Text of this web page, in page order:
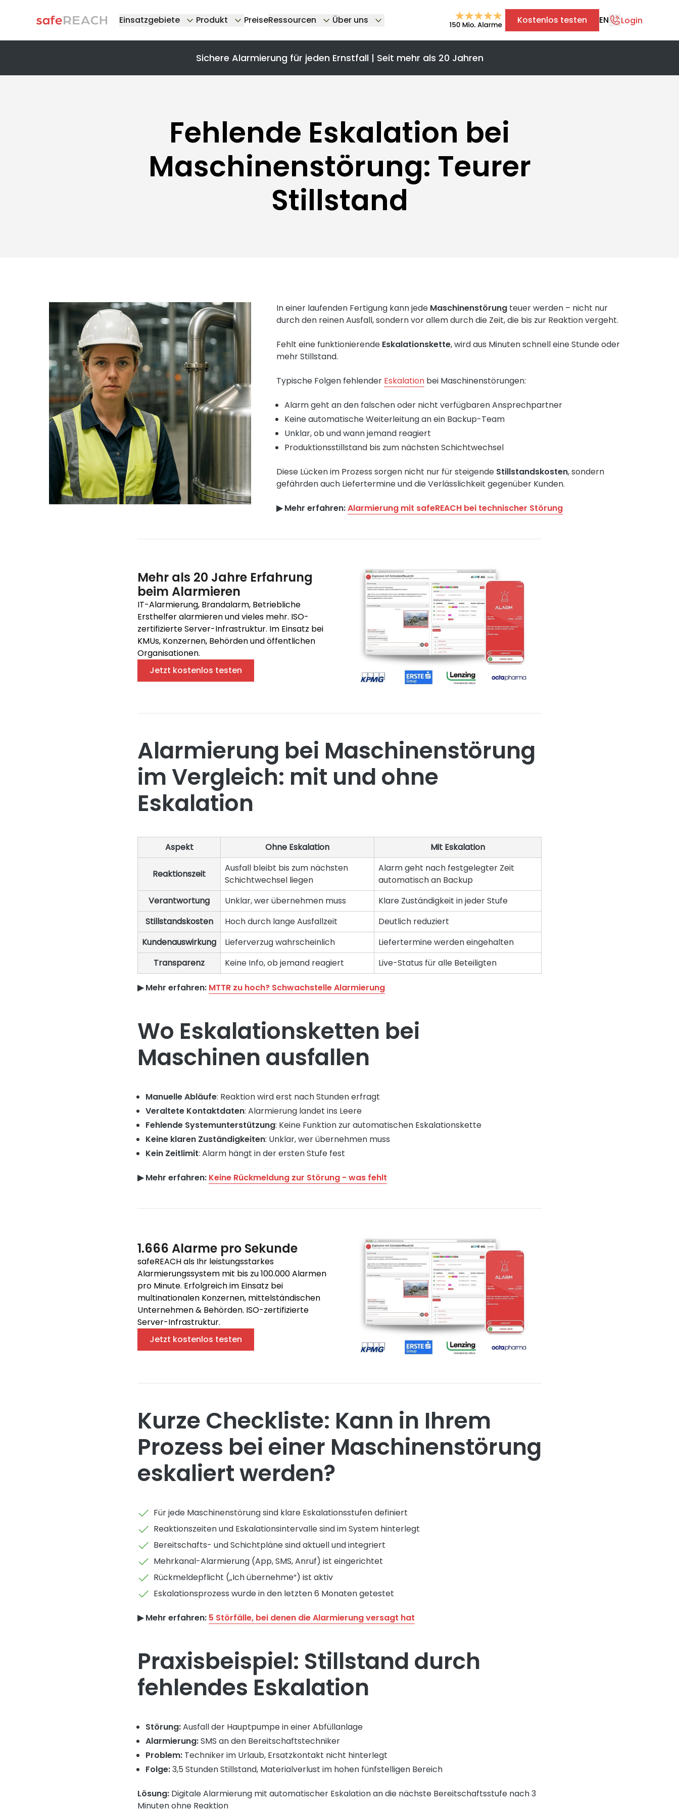
Einsatzgebiete Produkt PreiseRessourcen Über uns Kostenlos testen EN
09:00 - 12:30 Uhr & 13:30 - 17:00 Uhr
Freitag:
Login
Sichere Alarmierung für jeden Ernstfall | Seit mehr als 20 Jahren
Fehlende Eskalation bei
Maschinenstörung: Teurer
Stillstand
In einer laufenden Fertigung kann jede Maschinenstörung teuer werden – nicht nur
durch den reinen Ausfall, sondern vor allem durch die Zeit, die bis zur Reaktion vergeht.
Fehlt eine funktionierende Eskalationskette, wird aus Minuten schnell eine Stunde oder
mehr Stillstand.
Typische Folgen fehlender Eskalation bei Maschinenstörungen:
Alarm geht an den falschen oder nicht verfügbaren Ansprechpartner
Keine automatische Weiterleitung an ein Backup-Team
Unklar, ob und wann jemand reagiert
Produktionsstillstand bis zum nächsten Schichtwechsel
Diese Lücken im Prozess sorgen nicht nur für steigende Stillstandskosten, sondern
gefährden auch Liefertermine und die Verlässlichkeit gegenüber Kunden.
▶︎ Mehr erfahren:Alarmierung mit safeREACH bei technischer Störung
Mehr als 20 Jahre Erfahrung
beim Alarmieren
IT-Alarmierung, Brandalarm, Betriebliche
Ersthelfer alarmieren und vieles mehr. ISO-
zertifizierte Server-Infrastruktur. Im Einsatz bei
KMUs, Konzernen, Behörden und öffentlichen
Organisationen.
Jetzt kostenlos testen
Alarmierung bei Maschinenstörung
im Vergleich: mit und ohne
Eskalation
Aspekt Ohne Eskalation Mit Eskalation
Reaktionszeit
Ausfall bleibt bis zum nächsten
Schichtwechsel liegen
Alarm geht nach festgelegter Zeit
automatisch an Backup
Verantwortung
Unklar, wer übernehmen muss
Klare Zuständigkeit in jeder Stufe
Stillstandskosten
Hoch durch lange Ausfallzeit
Deutlich reduziert
Kundenauswirkung
Lieferverzug wahrscheinlich
Liefertermine werden eingehalten
Transparenz
Keine Info, ob jemand reagiert Live-Status für alle Beteiligten
▶︎ Mehr erfahren: MTTR zu hoch? Schwachstelle Alarmierung
Wo Eskalationsketten bei
Maschinen ausfallen
Manuelle Abläufe: Reaktion wird erst nach Stunden erfragt
Veraltete Kontaktdaten: Alarmierung landet ins Leere
Fehlende Systemunterstützung: Keine Funktion zur automatischen Eskalationskette
Keine klaren Zuständigkeiten: Unklar, wer übernehmen muss
Kein Zeitlimit: Alarm hängt in der ersten Stufe fest
▶︎ Mehr erfahren: Keine Rückmeldung zur Störung - was fehlt
1.666 Alarme pro Sekunde
safeREACH als Ihr leistungsstarkes
Alarmierungssystem mit bis zu 100.000 Alarmen
pro Minute. Erfolgreich im Einsatz bei
multinationalen Konzernen, mittelständischen
Unternehmen & Behörden. ISO-zertifizierte
Server-Infrastruktur.
Jetzt kostenlos testen
Kurze Checkliste: Kann in Ihrem
Prozess bei einer Maschinenstörung
eskaliert werden?
Für jede Maschinenstörung sind klare Eskalationsstufen definiert
Reaktionszeiten und Eskalationsintervalle sind im System hinterlegt
Bereitschafts- und Schichtpläne sind aktuell und integriert
Mehrkanal-Alarmierung (App, SMS, Anruf) ist eingerichtet
Rückmeldepflicht („Ich übernehme“) ist aktiv
Eskalationsprozess wurde in den letzten 6 Monaten getestet
▶︎ Mehr erfahren: 5 Störfälle, bei denen die Alarmierung versagt hat
Praxisbeispiel: Stillstand durch
fehlendes Eskalation
Störung:Ausfall der Hauptpumpe in einer Abfüllanlage
Alarmierung:SMS an den Bereitschaftstechniker
Problem: Techniker im Urlaub, Ersatzkontakt nicht hinterlegt
Folge:3,5 Stunden Stillstand, Materialverlust im hohen fünfstelligen Bereich
Lösung: Digitale Alarmierung mit automatischer Eskalation an die nächste Bereitschaftsstufe nach 3
Minuten ohne Reaktion